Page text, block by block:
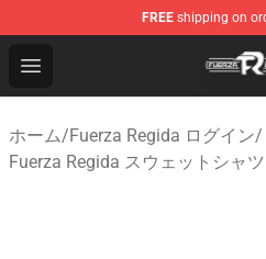
FREE shipping on
Open menu
Fuerza Regida Shop -
ホーム/Fuerza Regida ログイン/
Fuerza Regida スウェットシャツ